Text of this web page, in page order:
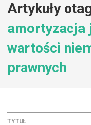
Artykuły
amortyzacja
wartości
prawnych
TYTUŁ